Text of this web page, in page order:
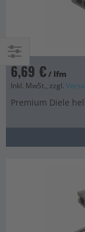
6,69 €/ lfm
Inkl. MwSt., zzgl.
Premium Diele
Einkaufsoptionen